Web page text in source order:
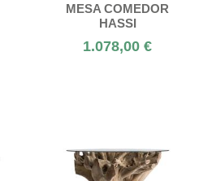
MESA COMEDOR
HASSI
1.078,00 €